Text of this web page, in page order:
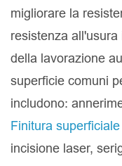
migliorare la
resistenza
della lavorazione
superficie comuni
includono:
Finitura
incisione laser,